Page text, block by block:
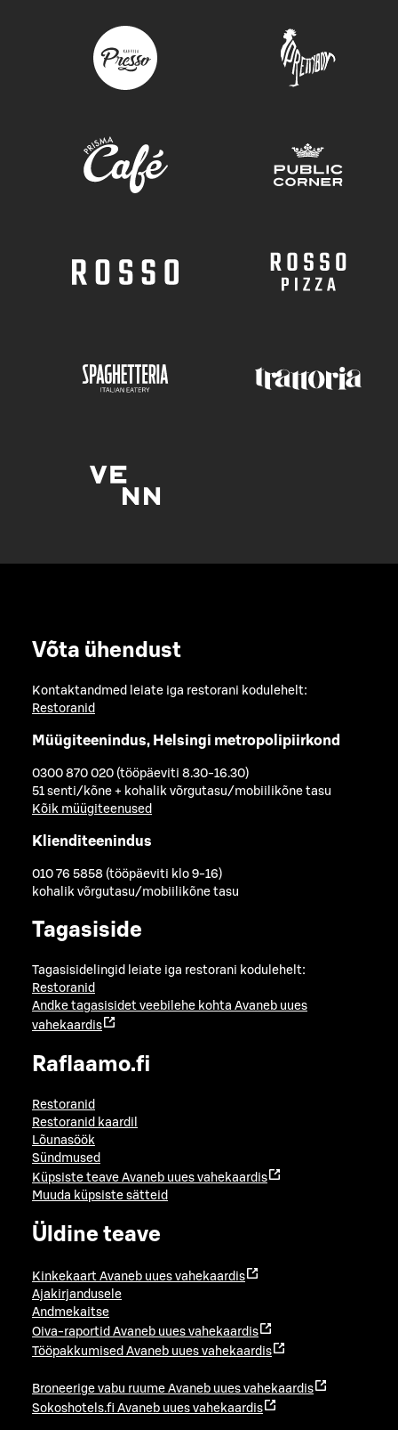
Võta ühendust
Kontaktandmed leiate iga restorani kodulehelt:
Restoranid
Müügiteenindus, Helsingi metropolipiirkond
0300 870 020 (tööpäeviti 8.30-16.30)
51 senti/kõne + kohalik võrgutasu/mobiilikõne tasu
Kõik müügiteenused
Klienditeenindus
010 76 5858 (tööpäeviti klo 9-16)
kohalik võrgutasu/mobiilikõne tasu
Tagasiside
Tagasisidelingid leiate iga restorani kodulehelt:
Restoranid
Andke tagasisidet veebilehe kohta Avaneb uues
vahekaardis
Raflaamo.fi
Restoranid
Restoranid kaardil
Lõunasöök
Sündmused
Küpsiste teave Avaneb uues vahekaardis
Muuda küpsiste sätteid
Üldine teave
Kinkekaart Avaneb uues vahekaardis
Ajakirjandusele
Andmekaitse
Oiva-raportid Avaneb uues vahekaardis
Tööpakkumised Avaneb uues vahekaardis
Broneerige vabu ruume Avaneb uues vahekaardis
Sokoshotels.fi Avaneb uues vahekaardis